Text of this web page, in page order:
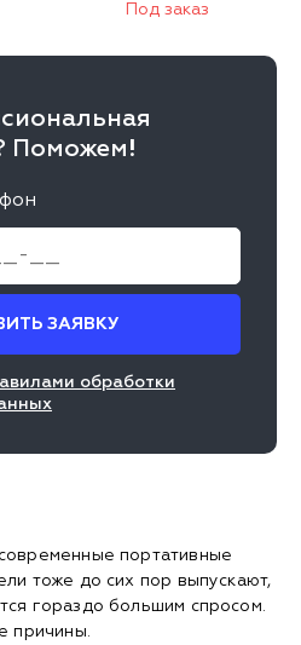
Под заказ
Поможем!
ЗАЯВКУ
обработки
портативные
тоже до сих пор выпускают,
гораздо большим спросом.
причины.